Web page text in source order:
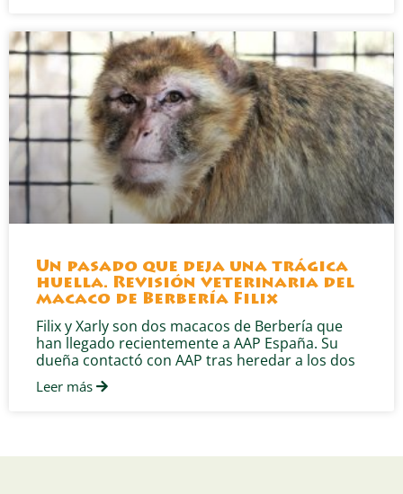
Un pasado que deja una trágica
huella. Revisión veterinaria del
macaco de Berbería Filix
Filix y Xarly son dos macacos de Berbería que
han llegado recientemente a AAP España. Su
dueña contactó con AAP tras heredar a los dos
Leer más